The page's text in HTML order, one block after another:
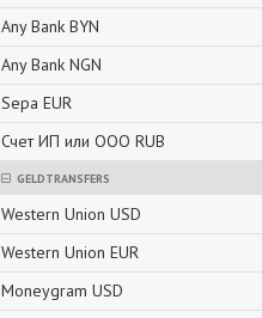
Any Bank BYN
Any Bank NGN
Sepa EUR
Счет ИП или ООО RUB
GELDTRANSFERS
Western Union USD
Western Union EUR
Moneygram USD